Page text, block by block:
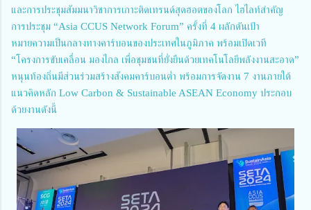
และการประชุมสัมมนาวิชาการเกาะติดเทรนด์สุดฮอตของโลก ไฮไลท์สำคัญ
การประชุม “Asia CCUS Network Forum” ครั้งที่ 4 ผลักดันเป้า
หมายความเป็นกลางทางคาร์บอนของประเทศในภูมิภาค พร้อมเปิดเวที
“โครงการขับเคลื่อน มองไกล เพื่อชุมชนที่ยั่งยืนด้วยเทคโนโลยีพลังงานสะอาด”
หนุนท้องถิ่นมีส่วนร่วมสร้างสังคมคาร์บอนต่ำ พร้อมการจัดงาน 7 งานภายใต้
แนวคิดหลัก Low Carbon & Sustainable ASEAN Economy ประกอบ
ด้วยงานดังนี้